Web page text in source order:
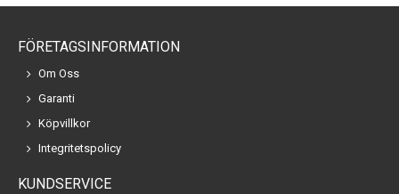
FÖRETAGSINFORMATION
Om Oss
Garanti
Köpvillkor
Integritetspolicy
KUNDSERVICE